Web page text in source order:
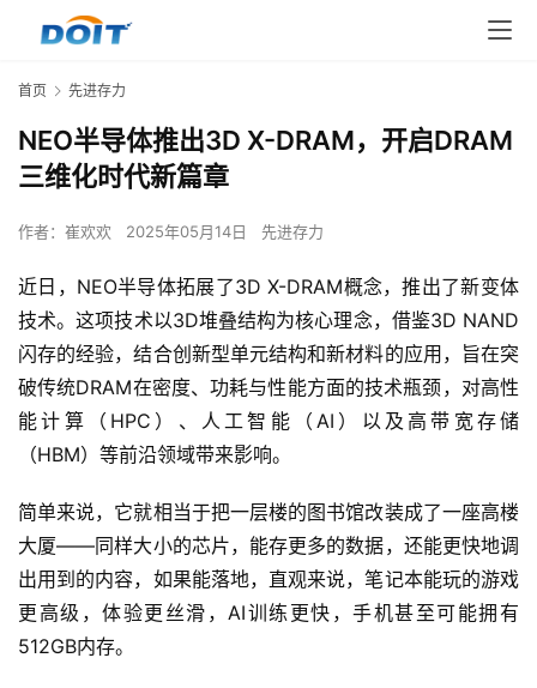
首页 先进存力
NEO半导体推出3D X-DRAM，开启DRAM
三维化时代新篇章
作者： 崔欢欢 2025年05月14日 先进存力
近日，NEO半导体拓展了3D X-DRAM概念，推出了新变体
技术。这项技术以3D堆叠结构为核心理念，借鉴3D NAND
闪存的经验，结合创新型单元结构和新材料的应用，旨在突
破传统DRAM在密度、功耗与性能方面的技术瓶颈，对高性
能计算（HPC）、人工智能（AI）以及高带宽存储
（HBM）等前沿领域带来影响。
简单来说，它就相当于把一层楼的图书馆改装成了一座高楼
大厦——同样大小的芯片，能存更多的数据，还能更快地调
出用到的内容，如果能落地，直观来说，笔记本能玩的游戏
更高级，体验更丝滑，AI训练更快，手机甚至可能拥有
512GB内存。